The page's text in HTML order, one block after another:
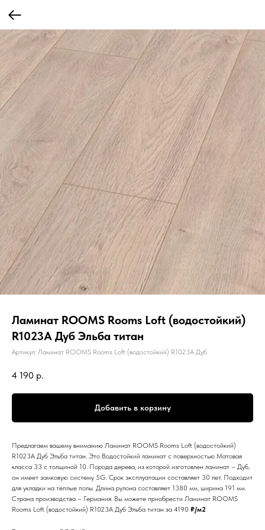
Ламинат ROOMS Rooms Loft (водостойкий)
R1023A Дуб Эльба титан
Артикул: Ламинат ROOMS Rooms Loft (водостойкий) R1023A Дуб
4 190 р.
Добавить в корзину
Предлагаем вашему вниманию Ламинат ROOMS Rooms Loft (водостойкий)
R1023A Дуб Эльба титан. Это Водостойкий ламинат с поверхностью Матовая
класса 33 с толщиной 10. Порода дерева, из которой изготовлен ламинат – Дуб,
он имеет замковую систему 5G. Срок эксплуатации составляет 30 лет. Подходит
для укладки на тёплые полы. Длина рулона составляет 1380 мм, ширина 191 мм.
Страна производства – Германия. Вы можете приобрести Ламинат ROOMS
Rooms Loft (водостойкий) R1023A Дуб Эльба титан за 4190 ₽/м2